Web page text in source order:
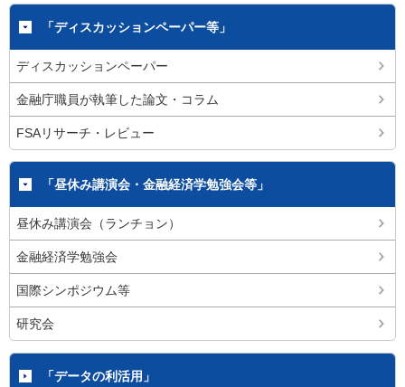
「ディスカッションペーパー等」
ディスカッションペーパー
金融庁職員が執筆した論文・コラム
FSAリサーチ・レビュー
「昼休み講演会・金融経済学勉強会等」
昼休み講演会（ランチョン）
金融経済学勉強会
国際シンポジウム等
研究会
「データの利活用」